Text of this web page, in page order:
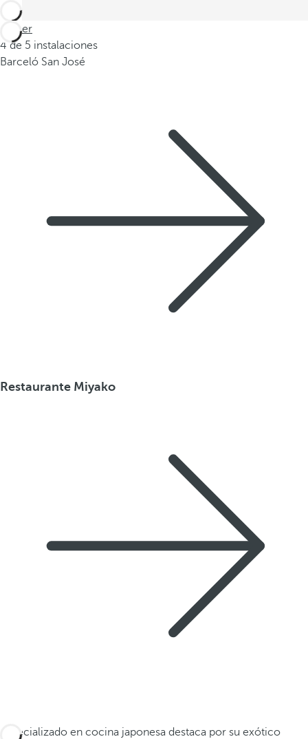
Volver
4 de 5 instalaciones
Barceló San José
Restaurante Miyako
Especializado en cocina japonesa destaca por su exótico